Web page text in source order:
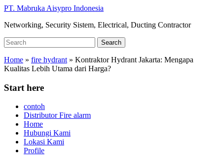
Skip
main
PT. Mabruka Aisypro Indonesia
Networking, Security Sistem, Electrical, Ducting Contractor
Search
for:
Search
Home » fire hydrant » Kontraktor Hydrant Jakarta: Mengapa
Kualitas Lebih Utama dari Harga?
Start here
contoh
Distributor Fire alarm
Home
Hubungi Kami
Lokasi Kami
Profile